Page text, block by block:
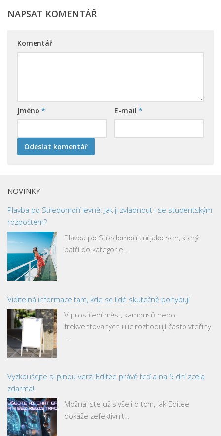
NAPSAT KOMENTÁŘ
Komentář
Jméno * E-mail *
NOVINKY
Plavba po Středomoří levně: Jak ji zvládnout i se studentským
rozpočtem?
Plavba po Středomoří zní jako sen, který
patří do kategorie…
Viditelná informace tam, kde se lidé skutečně pohybují
V prostředí měst, kampusů nebo
frekventovaných ulic rozhodují často vteřiny.
…
Vyzkoušejte si plnou verzi Editee právě teď a na 5 dní zcela
zdarma!
Možná jste už slyšeli o tom, jak Editee
dokáže zefektivnit…